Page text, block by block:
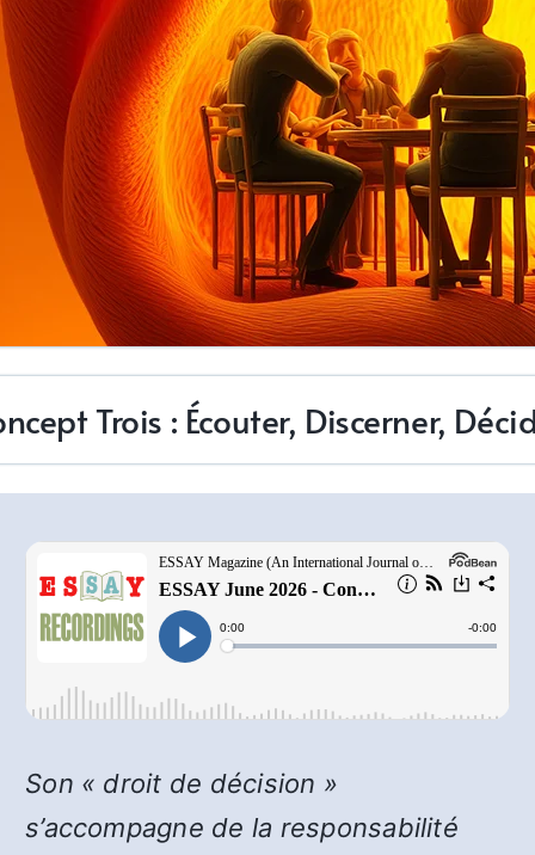
Trois : Écouter, Discerner,
Son « droit de décision »
s’accompagne de la responsabilité